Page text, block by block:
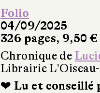
Folio
04/09/2025
326 pages, 9,50 €
Chronique de
Librairie L'Oiseau-
❤ Lu et conseillé